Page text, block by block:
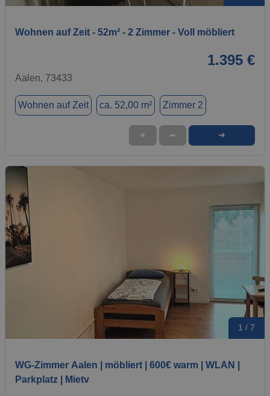
Wohnen auf Zeit - 52m² - 2 Zimmer - Voll möbliert
1.395 €
Aalen, 73433
Wohnen auf Zeit ca. 52,00 m² Zimmer 2
★ ➦ ➜
1 / 7
WG-Zimmer Aalen | möbliert | 600€ warm | WLAN |
Parkplatz | Mietv